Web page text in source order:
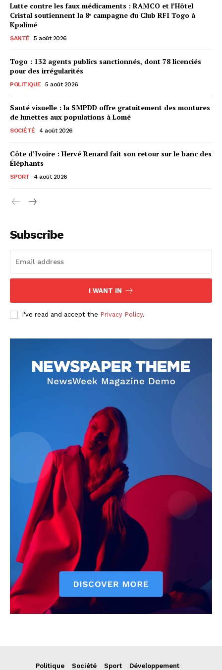
Lutte contre les faux médicaments : RAMCO et l’Hôtel
Cristal soutiennent la 8ᵉ campagne du Club RFI Togo à
Kpalimé
SANTÉ 5 août 2026
Togo : 132 agents publics sanctionnés, dont 78 licenciés
pour des irrégularités
POLITIQUE 5 août 2026
Santé visuelle : la SMPDD offre gratuitement des montures
de lunettes aux populations à Lomé
SOCIÉTÉ 4 août 2026
Côte d’Ivoire : Hervé Renard fait son retour sur le banc des
Éléphants
SPORT 4 août 2026
Subscribe
I WANT IN
I've read and accept the Privacy Policy.
Politique Société Sport
Développement